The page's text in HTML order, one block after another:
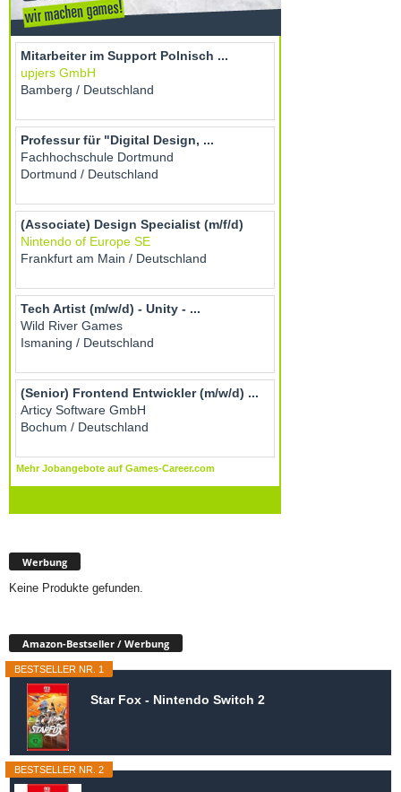
Werbung
Keine Produkte gefunden.
Amazon-Bestseller / Werbung
BESTSELLER NR. 1
Star Fox - Nintendo Switch 2
BESTSELLER NR. 2